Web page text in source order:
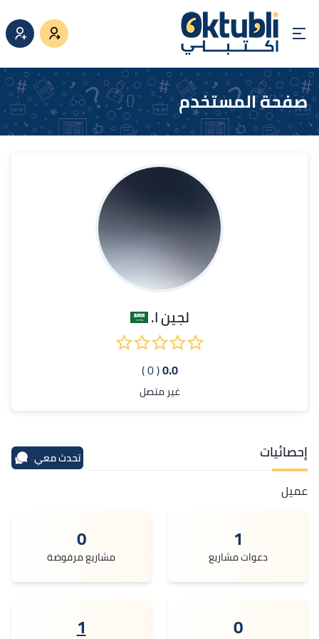
صفحة المستخدم
لجين ا.
0.0
( 0 )
غير متصل
إحصائيات تحدث معي
عميل
1
دعوات مشاريع
0
مشاريع مرفوضة
0
1